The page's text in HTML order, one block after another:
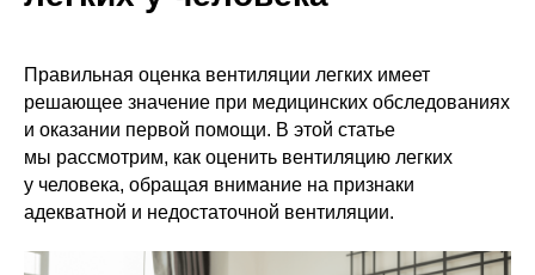
Правильная оценка вентиляции легких имеет
решающее значение при медицинских обследованиях
и оказании первой помощи. В этой статье
мы рассмотрим, как оценить вентиляцию легких
у человека, обращая внимание на признаки
адекватной и недостаточной вентиляции.